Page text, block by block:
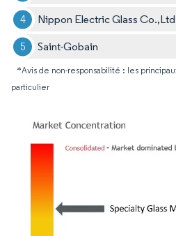
Nippon Electric Glass
Saint-Gobain
*Avis de non-responsabilité : les
particulier